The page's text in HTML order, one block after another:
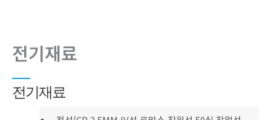
전기재료
전기재료